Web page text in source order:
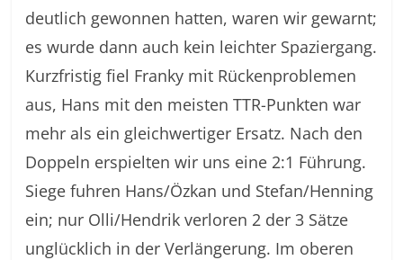
deutlich gewonnen hatten, waren wir gewarnt;
es wurde dann auch kein leichter Spaziergang.
Kurzfristig fiel Franky mit Rückenproblemen
aus, Hans mit den meisten TTR-Punkten war
mehr als ein gleichwertiger Ersatz. Nach den
Doppeln erspielten wir uns eine 2:1 Führung.
Siege fuhren Hans/Özkan und Stefan/Henning
ein; nur Olli/Hendrik verloren 2 der 3 Sätze
unglücklich in der Verlängerung. Im oberen